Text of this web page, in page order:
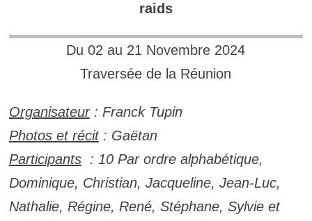
raids
Du 02 au 21 Novembre 2024
Traversée de la Réunion
Organisateur: Franck Tupin
Photos et récit: Gaëtan
Participants: 10 Par ordre alphabétique,
Dominique, Christian, Jacqueline, Jean-Luc,
Nathalie, Régine, René, Stéphane, Sylvie et